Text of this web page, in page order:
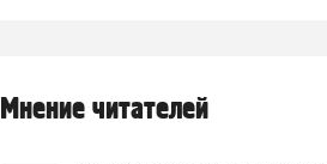
Мнение читателей